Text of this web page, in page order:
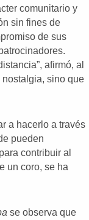
comunitario y
sin fines de
de sus
afirmó, al
sino que
a hacerlo a través
pueden
contribuir al
un coro, se ha
se observa que